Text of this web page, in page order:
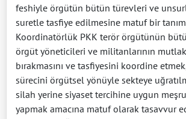
feshiyle örgütün bütün türevleri ve
suretle tasfiye edilmesine matuf bir
Koordinatörlük PKK terör örgütünün
örgüt yöneticileri ve militanlarının
bırakmasını ve tasfiyesini koordine
sürecini örgütsel yönüyle sekteye
silah yerine siyaset tercihine uygun
yapmak amacına matuf olarak tasavvur